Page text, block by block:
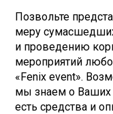
Позвольте
меру
и проведению
мероприятий
«Fenix event».
мы знаем о Ваших
есть средства и